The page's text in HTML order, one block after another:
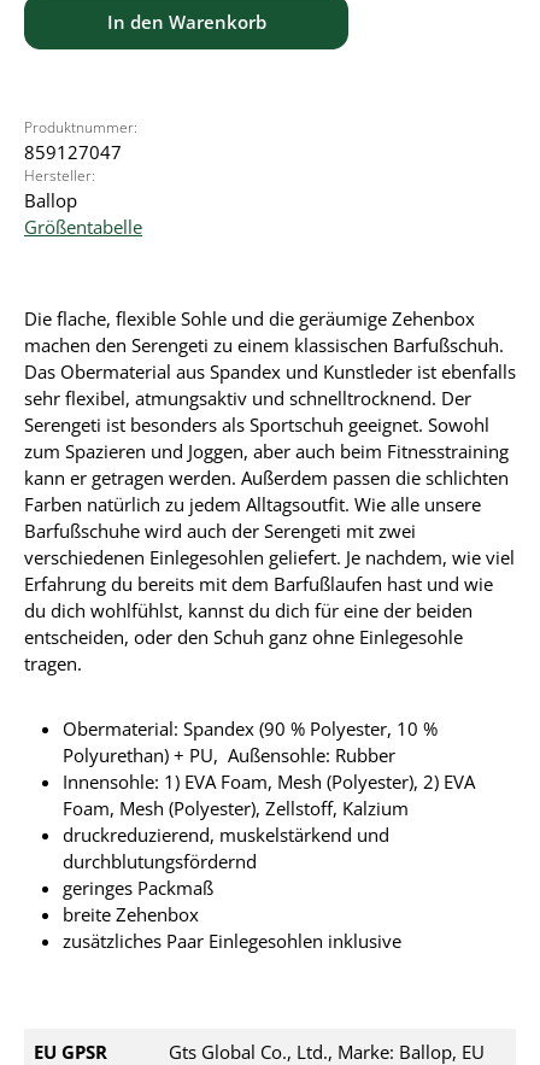
In den Warenkorb
Produktnummer:
859127047
Hersteller:
Ballop
Größentabelle
Die flache, flexible Sohle und die geräumige Zehenbox
machen den Serengeti zu einem klassischen Barfußschuh.
Das Obermaterial aus Spandex und Kunstleder ist ebenfalls
sehr flexibel, atmungsaktiv und schnelltrocknend. Der
Serengeti ist besonders als Sportschuh geeignet. Sowohl
zum Spazieren und Joggen, aber auch beim Fitnesstraining
kann er getragen werden. Außerdem passen die schlichten
Farben natürlich zu jedem Alltagsoutfit. Wie alle unsere
Barfußschuhe wird auch der Serengeti mit zwei
verschiedenen Einlegesohlen geliefert. Je nachdem, wie viel
Erfahrung du bereits mit dem Barfußlaufen hast und wie
du dich wohlfühlst, kannst du dich für eine der beiden
entscheiden, oder den Schuh ganz ohne Einlegesohle
tragen.
Obermaterial: Spandex (90 % Polyester, 10 %
Polyurethan) + PU, Außensohle: Rubber
Innensohle: 1) EVA Foam, Mesh (Polyester), 2) EVA
Foam, Mesh (Polyester), Zellstoff, Kalzium
druckreduzierend, muskelstärkend und
durchblutungsfördernd
geringes Packmaß
breite Zehenbox
zusätzliches Paar Einlegesohlen inklusive
EU GPSR
Gts Global Co., Ltd., Marke: Ballop, EU